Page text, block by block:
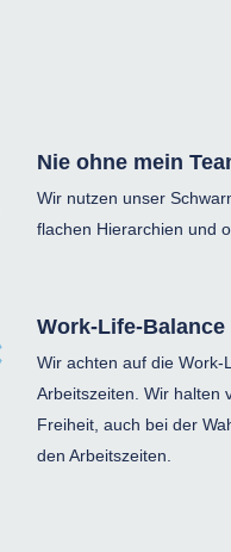
Nie ohne mein
Wir nutzen unser
flachen Hierarchien und
Work-Life-Balance
Wir achten auf die Work-
Arbeitszeiten. Wir halten
Freiheit, auch bei der
den Arbeitszeiten.